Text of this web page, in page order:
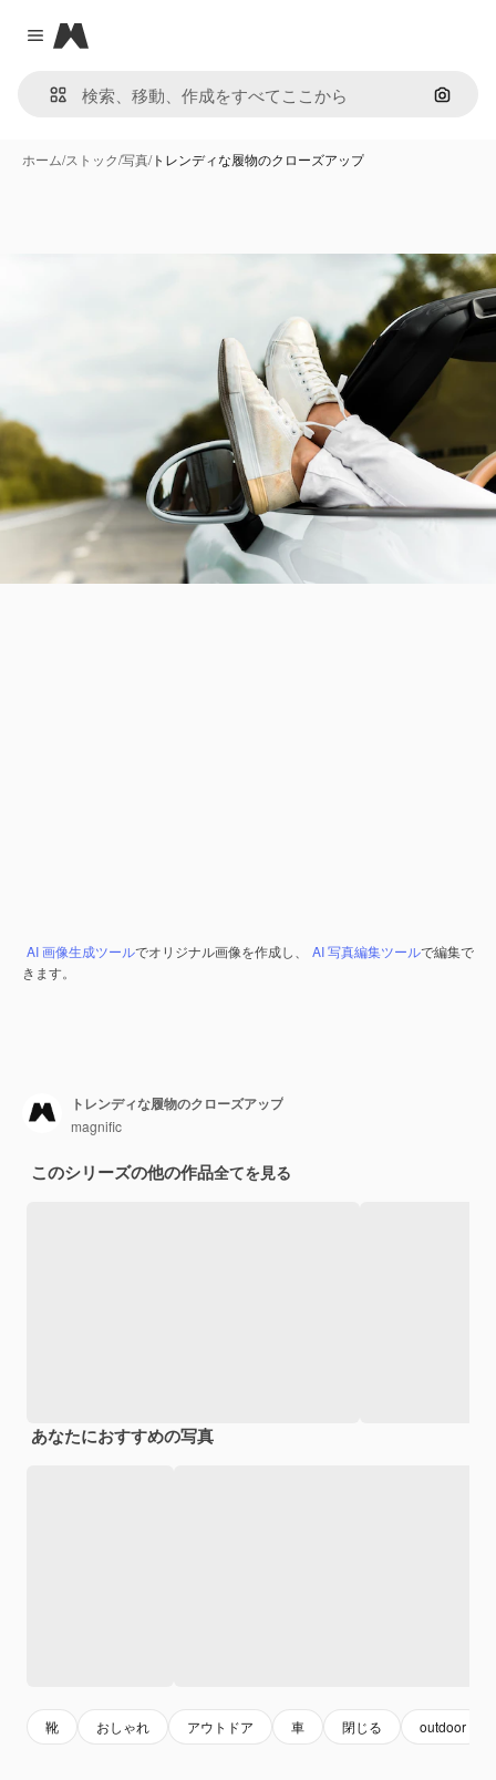
Close menu
Magnific
画像で
ホーム/ストック/写真/トレンディな履物のクローズアップ
AI 画像生成ツールでオリジナル画像を作成し、 AI 写真編集ツールで編集で
きます。
トレンディな履物のクローズアップ
magnific
このシリーズの他の作品全てを見る
あなたにおすすめの写真
靴 おしゃれ アウトドア 車 閉じる outdoor